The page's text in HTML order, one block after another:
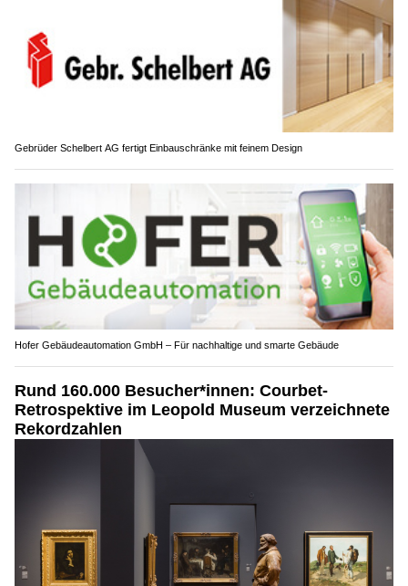
Gebrüder Schelbert AG fertigt Einbauschränke mit feinem Design
Hofer Gebäudeautomation GmbH – Für nachhaltige und smarte Gebäude
Rund 160.000 Besucher*innen: Courbet-
Retrospektive im Leopold Museum verzeichnete
Rekordzahlen